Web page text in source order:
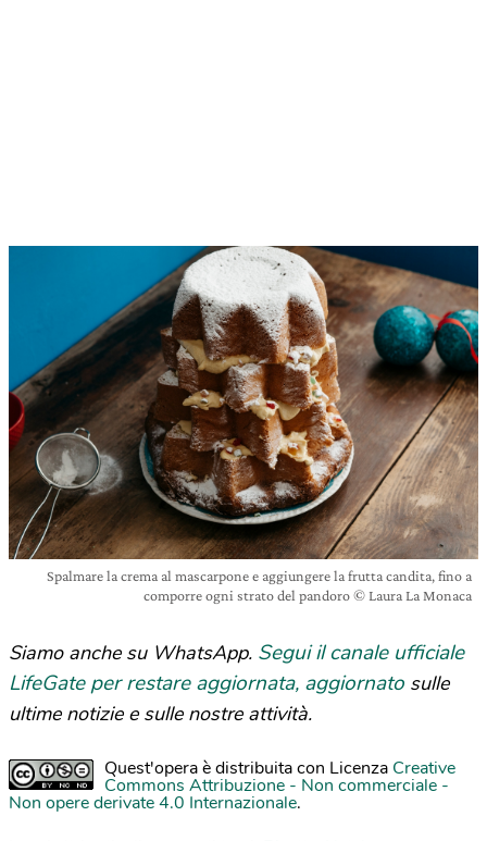
Spalmare la crema al mascarpone e aggiungere la frutta candita, fino a
comporre ogni strato del pandoro © Laura La Monaca
Siamo anche su WhatsApp. Segui il canale ufficiale
LifeGate per restare aggiornata, aggiornato sulle
ultime notizie e sulle nostre attività.
Quest'opera è distribuita con Licenza Creative
Commons Attribuzione - Non commerciale -
Non opere derivate 4.0 Internazionale.